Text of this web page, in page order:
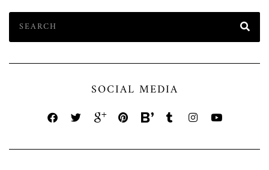
SOCIAL MEDIA